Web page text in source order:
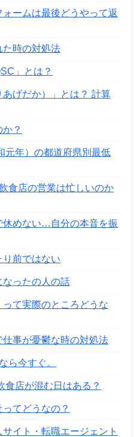
ームは最後どうやって返
た時の対処法
」とは？
あげだか）」とは？ 計算
？
元年）の都道府県別最低
食店の営業は忙しいのか
休めない…自分の本音を振
前ではない
ったの人の話
て実際のところどうな
仕事が憂鬱な時の対処法
ら今すぐ。
食店が混む日はある？
てどうなの？
イト・転職エージェント